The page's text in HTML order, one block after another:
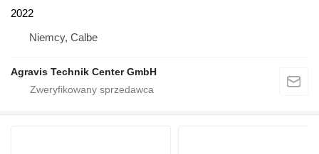
2022
Niemcy, Calbe
Agravis Technik Center GmbH